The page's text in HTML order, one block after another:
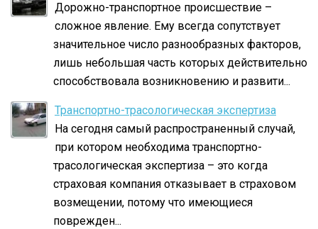
Дорожно-транспортное происшествие –
сложное явление. Ему всегда сопутствует
значительное число разнообразных факторов,
лишь небольшая часть которых действительно
способствовала возникновению и развити...
Транспортно-трасологическая экспертиза
На сегодня самый распространенный случай,
при котором необходима транспортно-
трасологическая экспертиза – это когда
страховая компания отказывает в страховом
возмещении, потому что имеющиеся
поврежден...